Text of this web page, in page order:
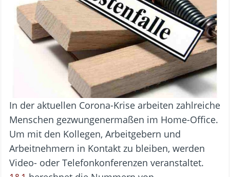
In der aktuellen Corona-Krise arbeiten zahlreiche
Menschen gezwungenermaßen im Home-Office.
Um mit den Kollegen, Arbeitgebern und
Arbeitnehmern in Kontakt zu bleiben, werden
Video- oder Telefonkonferenzen veranstaltet.